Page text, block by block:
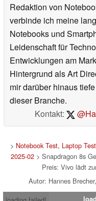
Redaktion von
verbinde ich meine
Notebooks und
Leidenschaft für
Entwicklungen am
Hintergrund als Art
mir darüber hinaus
dieser Branche.
Kontakt:
> Notebook Test, Laptop
2025-02> Snapdragon 8s
Preis: Vivo lädt
Autor: Hannes